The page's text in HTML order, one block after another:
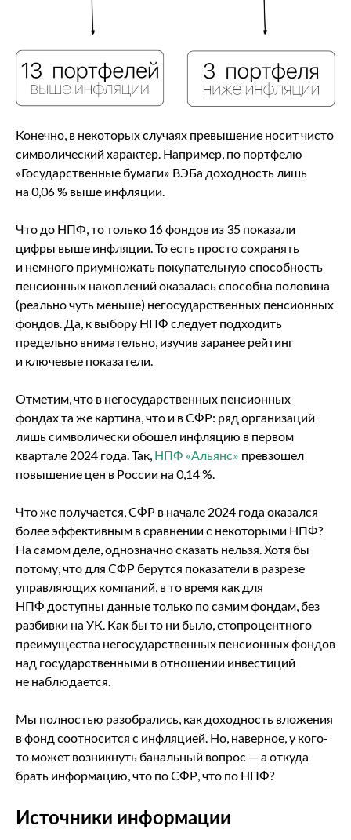
Конечно, в некоторых случаях превышение носит чисто
символический характер. Например, по портфелю
«Государственные бумаги» ВЭБа доходность лишь
на 0,06 % выше инфляции.
Что до НПФ, то только 16 фондов из 35 показали
цифры выше инфляции. То есть просто сохранять
и немного приумножать покупательную способность
пенсионных накоплений оказалась способна половина
(реально чуть меньше) негосударственных пенсионных
фондов. Да, к выбору НПФ следует подходить
предельно внимательно, изучив заранее рейтинг
и ключевые показатели.
Отметим, что в негосударственных пенсионных
фондах та же картина, что и в СФР: ряд организаций
лишь символически обошел инфляцию в первом
квартале 2024 года. Так, НПФ «Альянс» превзошел
повышение цен в России на 0,14 %.
Что же получается, СФР в начале 2024 года оказался
более эффективным в сравнении с некоторыми НПФ?
На самом деле, однозначно сказать нельзя. Хотя бы
потому, что для СФР берутся показатели в разрезе
управляющих компаний, в то время как для
НПФ доступны данные только по самим фондам, без
разбивки на УК. Как бы то ни было, стопроцентного
преимущества негосударственных пенсионных фондов
над государственными в отношении инвестиций
не наблюдается.
Мы полностью разобрались, как доходность вложения
в фонд соотносится с инфляцией. Но, наверное, у кого-
то может возникнуть банальный вопрос — а откуда
брать информацию, что по СФР, что по НПФ?
Источники информации